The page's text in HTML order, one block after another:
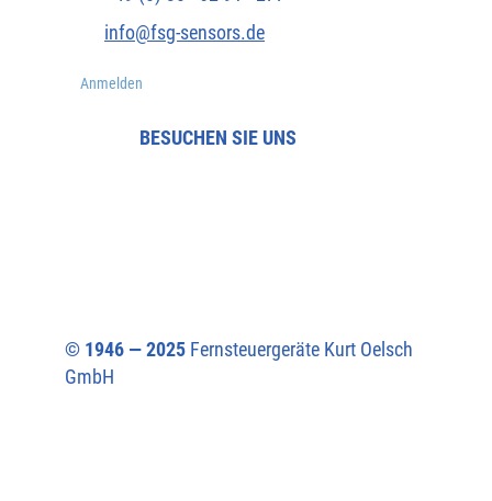
info@fsg-sensors.de
Anmelden
© 1946 — 2025 Fernsteuergeräte Kurt Oelsch
GmbH​
BESUCHEN SIE UNS